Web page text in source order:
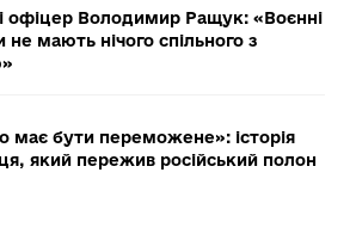
офіцер Володимир Ращук: «Воєнні
не мають нічого спільного з
має бути переможене»: історія
який пережив російський полон